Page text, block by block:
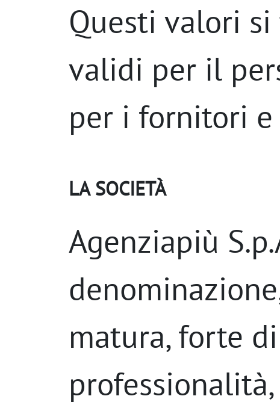
Questi valori
validi per il
per i fornitori
LA SOCIETÀ
Agenziapiù
matura, forte